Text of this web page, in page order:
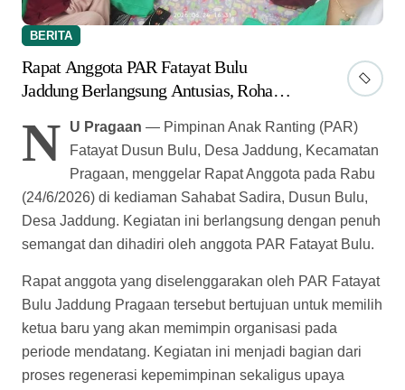
BERITA
Rapat Anggota PAR Fatayat Bulu
Jaddung Berlangsung Antusias, Rohami
N U Pragaan — Pimpinan Anak Ranting (PAR)
Fatayat Dusun Bulu, Desa Jaddung, Kecamatan
Pragaan, menggelar Rapat Anggota pada Rabu
(24/6/2026) di kediaman Sahabat Sadira, Dusun Bulu,
Desa Jaddung. Kegiatan ini berlangsung dengan penuh
semangat dan dihadiri oleh anggota PAR Fatayat Bulu.
Rapat anggota yang diselenggarakan oleh PAR Fatayat
Bulu Jaddung Pragaan tersebut bertujuan untuk memilih
ketua baru yang akan memimpin organisasi pada
periode mendatang. Kegiatan ini menjadi bagian dari
proses regenerasi kepemimpinan sekaligus upaya